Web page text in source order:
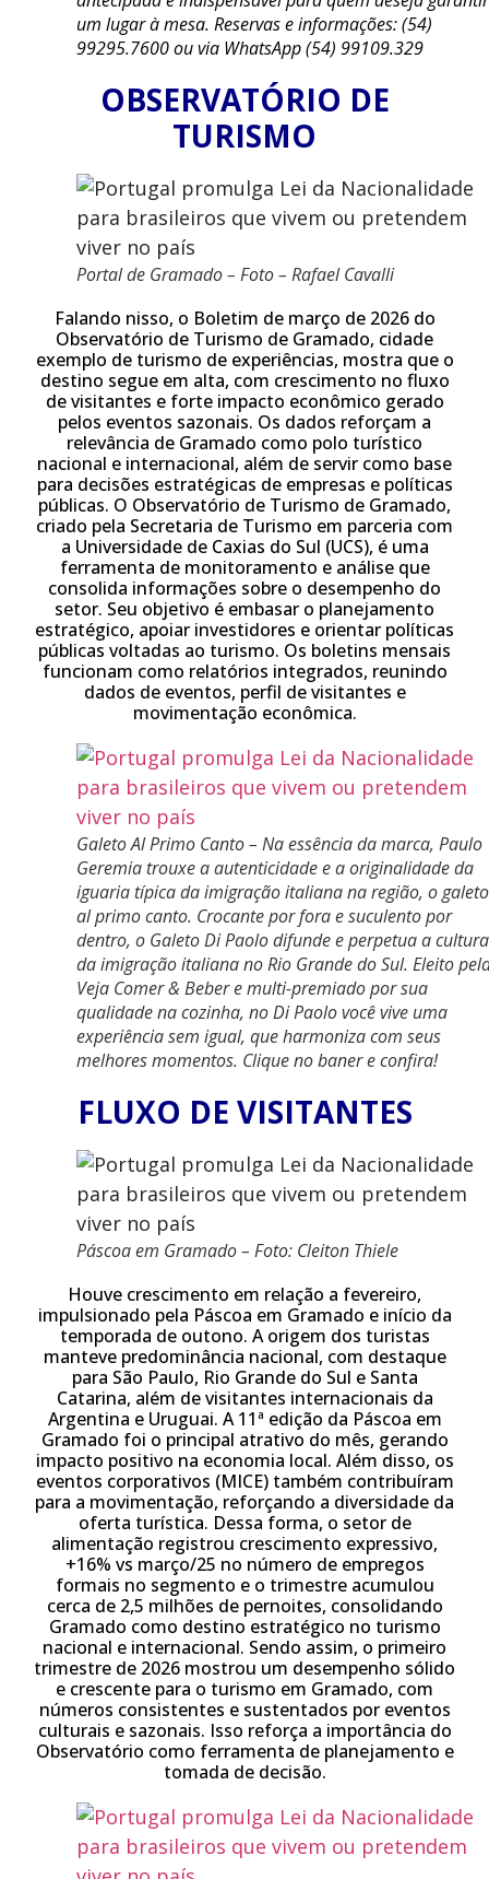
um lugar à mesa. Reservas e informações: (54)
99295.7600 ou via WhatsApp (54) 99109.329
OBSERVATÓRIO DE
TURISMO
Portal de Gramado – Foto – Rafael Cavalli
Falando nisso, o Boletim de março de 2026 do
Observatório de Turismo de Gramado, cidade
exemplo de turismo de experiências, mostra que o
destino segue em alta, com crescimento no fluxo
de visitantes e forte impacto econômico gerado
pelos eventos sazonais. Os dados reforçam a
relevância de Gramado como polo turístico
nacional e internacional, além de servir como base
para decisões estratégicas de empresas e políticas
públicas. O Observatório de Turismo de Gramado,
criado pela Secretaria de Turismo em parceria com
a Universidade de Caxias do Sul (UCS), é uma
ferramenta de monitoramento e análise que
consolida informações sobre o desempenho do
setor. Seu objetivo é embasar o planejamento
estratégico, apoiar investidores e orientar políticas
públicas voltadas ao turismo. Os boletins mensais
funcionam como relatórios integrados, reunindo
dados de eventos, perfil de visitantes e
movimentação econômica.
Galeto Al Primo Canto – Na essência da marca, Paulo
Geremia trouxe a autenticidade e a originalidade da
iguaria típica da imigração italiana na região, o galeto
al primo canto. Crocante por fora e suculento por
dentro, o Galeto Di Paolo difunde e perpetua a cultura
da imigração italiana no Rio Grande do Sul. Eleito
Veja Comer & Beber e multi-premiado por sua
qualidade na cozinha, no Di Paolo você vive uma
experiência sem igual, que harmoniza com seus
melhores momentos. Clique no baner e confira!
FLUXO DE VISITANTES
Páscoa em Gramado – Foto: Cleiton Thiele
Houve crescimento em relação a fevereiro,
impulsionado pela Páscoa em Gramado e início da
temporada de outono. A origem dos turistas
manteve predominância nacional, com destaque
para São Paulo, Rio Grande do Sul e Santa
Catarina, além de visitantes internacionais da
Argentina e Uruguai. A 11ª edição da Páscoa em
Gramado foi o principal atrativo do mês, gerando
impacto positivo na economia local. Além disso, os
eventos corporativos (MICE) também contribuíram
para a movimentação, reforçando a diversidade da
oferta turística. Dessa forma, o setor de
alimentação registrou crescimento expressivo,
+16% vs março/25 no número de empregos
formais no segmento e o trimestre acumulou
cerca de 2,5 milhões de pernoites, consolidando
Gramado como destino estratégico no turismo
nacional e internacional. Sendo assim, o primeiro
trimestre de 2026 mostrou um desempenho sólido
e crescente para o turismo em Gramado, com
números consistentes e sustentados por eventos
culturais e sazonais. Isso reforça a importância do
Observatório como ferramenta de planejamento e
tomada de decisão.